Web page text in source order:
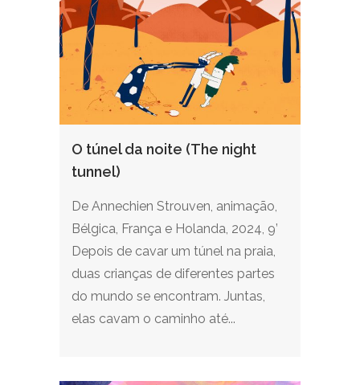
O túnel da noite (The night
tunnel)
De Annechien Strouven, animação,
Bélgica, França e Holanda, 2024, 9’
Depois de cavar um túnel na praia,
duas crianças de diferentes partes
do mundo se encontram. Juntas,
elas cavam o caminho até...